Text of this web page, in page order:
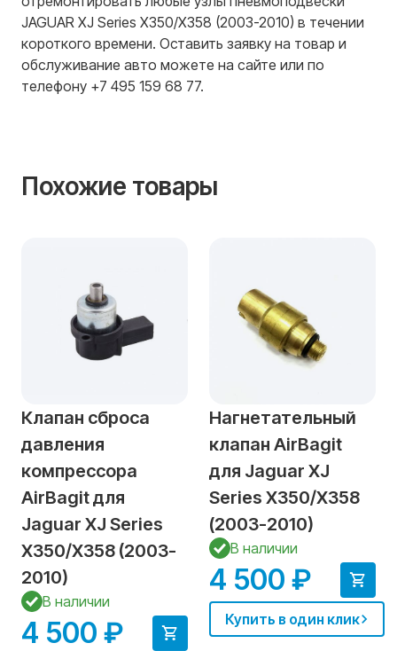
JAGUAR XJ Series X350/X358 (2003-2010) в течении
короткого времени. Оставить заявку на товар и
обслуживание авто можете на сайте или по
телефону +7 495 159 68 77.
Похожие товары
Клапан сброса
давления
компрессора
AirBagit для
Jaguar XJ Series
X350/X358 (2003-
2010)
В наличии
4 500 ₽
Нагнетательный
клапан AirBagit
для Jaguar XJ
Series X350/X358
(2003-2010)
В наличии
4 500 ₽
Купить в один клик